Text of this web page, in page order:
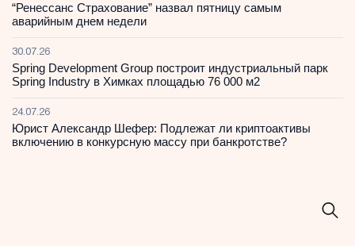
“Ренессанс Страхование” назвал пятницу самым
аварийным днем недели
30.07.26
Spring Development Group построит индустриальный парк
Spring Industry в Химках площадью 76 000 м2
24.07.26
Юрист Александр Шефер: Подлежат ли криптоактивы
включению в конкурсную массу при банкротстве?